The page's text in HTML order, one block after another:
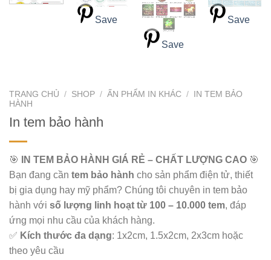
Save
Save
Save
TRANG CHỦ / SHOP / ẤN PHẨM IN KHÁC /
IN TEM BẢO
HÀNH
In tem bảo hành
🎯 IN TEM BẢO HÀNH GIÁ RẺ – CHẤT LƯỢNG CAO 🎯
Bạn đang cần tem bảo hành cho sản phẩm điện tử, thiết
bị gia dụng hay mỹ phẩm? Chúng tôi chuyên in tem bảo
hành với số lượng linh hoạt từ 100 – 10.000 tem, đáp
ứng mọi nhu cầu của khách hàng.
✅ Kích thước đa dạng: 1x2cm, 1.5x2cm, 2x3cm hoặc
theo yêu cầu